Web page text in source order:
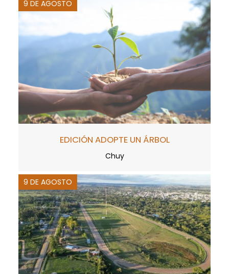
9 DE AGOSTO
EDICIÓN ADOPTE UN ÁRBOL
Chuy
9 DE AGOSTO